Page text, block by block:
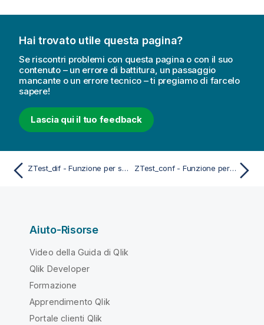
Hai trovato utile questa pagina?
Se riscontri problemi con questa pagina o con il suo
contenuto – un errore di battitura, un passaggio
mancante o un errore tecnico – ti pregiamo di farcelo
sapere!
Lascia qui il tuo feedback
ZTest_dif - Funzione per script e grafici ZTest_conf - Funzione per script e grafici
Aiuto-Risorse
Video della Guida di Qlik
Qlik Developer
Formazione
Apprendimento Qlik
Portale clienti Qlik